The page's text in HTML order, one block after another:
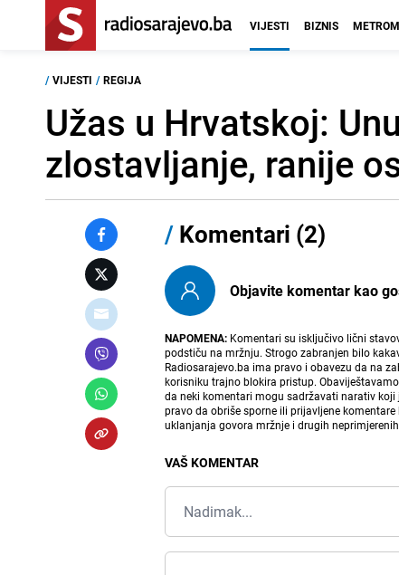
VIJESTI BIZNIS
/ VIJESTI / REGIJA
Užas u Hrvatskoj:
zlostavljanje, ranije
/ Komentari (2)
Objavite komentar kao
NAPOMENA: Komentari su isključivo lični
podstiču na mržnju. Strogo zabranjen bilo
Radiosarajevo.ba ima pravo i obavezu da na
korisniku trajno blokira pristup.
da neki komentari mogu sadržavati narativ
pravo da obriše sporne ili prijavljene
uklanjanja govora mržnje i drugih
VAŠ KOMENTAR